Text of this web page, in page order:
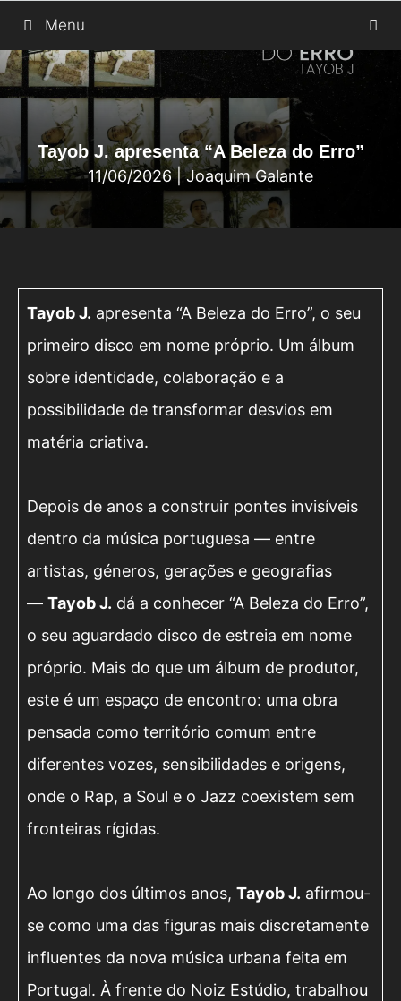
para
o
conteúdo
Menu
Tayob J. apresenta “A Beleza do Erro”
11/06/2026|Joaquim Galante
Tayob J. apresenta “A Beleza do Erro”, o seu
primeiro disco em nome próprio. Um álbum
sobre identidade, colaboração e a
possibilidade de transformar desvios em
matéria criativa.
Depois de anos a construir pontes invisíveis
dentro da música portuguesa — entre
artistas, géneros, gerações e geografias
— Tayob J. dá a conhecer “A Beleza do Erro”,
o seu aguardado disco de estreia em nome
próprio. Mais do que um álbum de produtor,
este é um espaço de encontro: uma obra
pensada como território comum entre
diferentes vozes, sensibilidades e origens,
onde o Rap, a Soul e o Jazz coexistem sem
fronteiras rígidas.
Ao longo dos últimos anos, Tayob J. afirmou-
se como uma das figuras mais discretamente
influentes da nova música urbana feita em
Portugal. À frente do Noiz Estúdio, trabalhou